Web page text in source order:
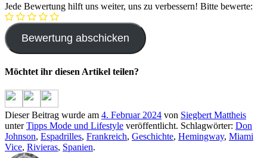
Jede Bewertung hilft uns weiter, uns zu verbessern! Bitte bewerte:
Möchtet ihr diesen Artikel teilen?
Dieser Beitrag wurde am 4. Februar 2024 von Siegbert Mattheis
unterTipps Mode und Lifestyle veröffentlicht. Schlagwörter: Don
Johnson, Espadrilles, Frankreich, Geschichte, Hemingway, Miami
Vice, Rivieras, Spanien.